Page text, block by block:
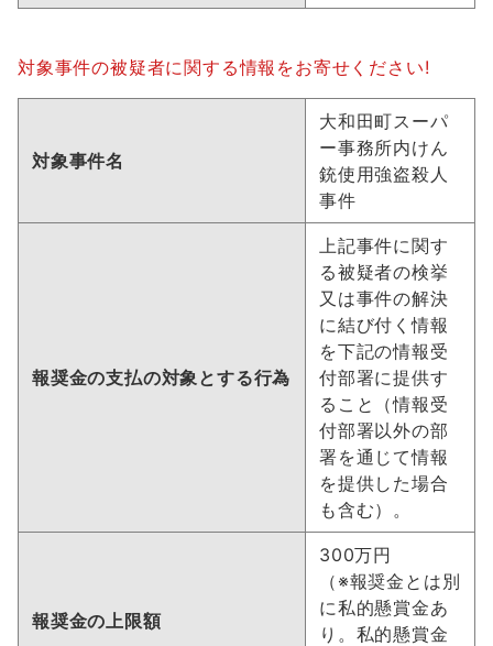
対象事件の被疑者に関する情報をお寄せください!
対象事件名
大和田町スーパ
ー事務所内けん
銃使用強盗殺人
事件
報奨金の支払の対象とする行為
上記事件に関す
る被疑者の検挙
又は事件の解決
に結び付く情報
を下記の情報受
付部署に提供す
ること（情報受
付部署以外の部
署を通じて情報
を提供した場合
も含む）。
報奨金の上限額
300万円
（※報奨金とは別
に私的懸賞金あ
り。私的懸賞金